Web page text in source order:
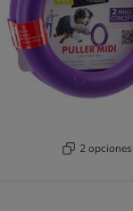
2 opciones